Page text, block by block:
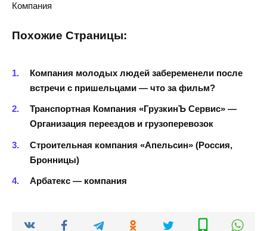
Компания
Похожие Страницы:
Компания молодых людей забеременели после
встречи с пришельцами — что за фильм?
Транспортная Компания «ГрузкинЪ Сервис» —
Организация переездов и грузоперевозок
Строительная компания «Апельсин» (Россия,
Бронницы)
Арбатекс — компания